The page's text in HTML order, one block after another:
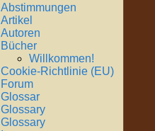
Abstimmungen
Artikel
Autoren
Bücher
Willkommen!
Cookie-Richtlinie (EU)
Forum
Glossar
Glossary
Glossary